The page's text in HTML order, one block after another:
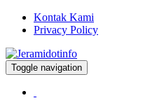
Kontak Kami
Privacy Policy
Jeramidotinfo
Berita dan Informasi Terkini
Toggle navigation